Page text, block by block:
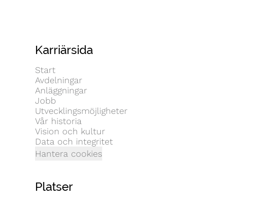
Karriärsida
Start
Avdelningar
Anläggningar
Jobb
Utvecklingsmöjligheter
Vår historia
Vision och kultur
Data och integritet
Hantera cookies
Platser